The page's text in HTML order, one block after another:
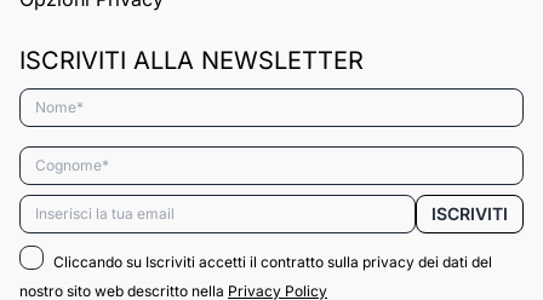
ISCRIVITI ALLA NEWSLETTER
Nome*
Cognome*
Email* ISCRIVITI
Cliccando su Iscriviti accetti il contratto sulla privacy dei dati del
nostro sito web descritto nella Privacy Policy